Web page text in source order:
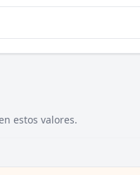
estos valores.